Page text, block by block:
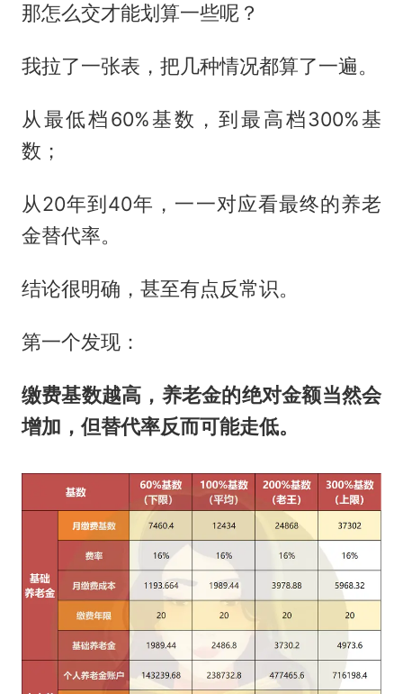
那怎么交才能划算一些呢？
我拉了一张表，把几种情况都算了一遍。
从最低档60%基数，到最高档300%基
数；
从20年到40年，一一对应看最终的养老
金替代率。
结论很明确，甚至有点反常识。
第一个发现：
缴费基数越高，养老金的绝对金额当然会
增加，但替代率反而可能走低。